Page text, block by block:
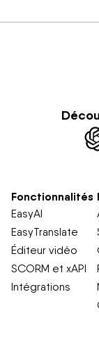
Fonctionnalités
EasyAI
EasyTranslate
Éditeur vidéo
SCORM et xAPI
Intégrations